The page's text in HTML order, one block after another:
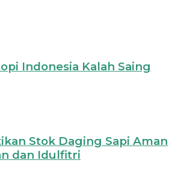
Indonesia Kalah Saing
Stok Daging Sapi Aman
dan Idulfitri